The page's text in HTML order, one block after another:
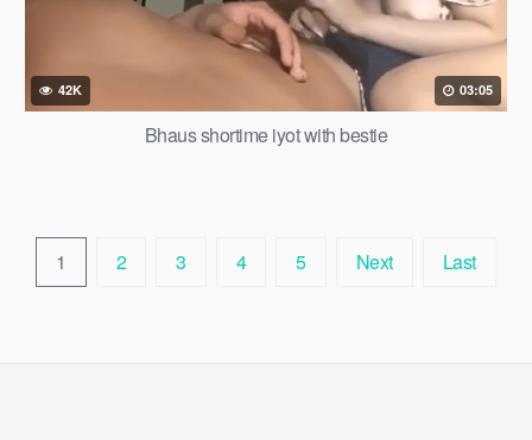
42K 03:05
Bhaus shortime iyot with bestie
1 2 3 4 5 Next Last